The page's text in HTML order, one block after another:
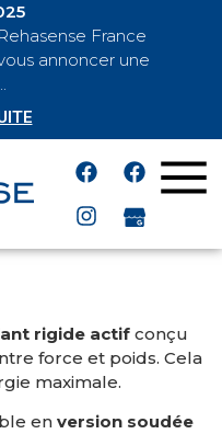
France
annoncer une
rigide actif conçu
force et poids. Cela
maximale.
en version soudée